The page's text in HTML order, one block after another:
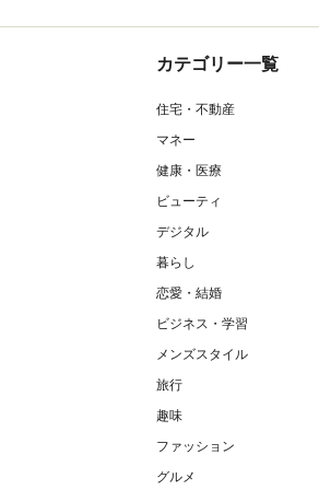
カテゴリー一覧
住宅・不動産
マネー
健康・医療
ビューティ
デジタル
暮らし
恋愛・結婚
ビジネス・学習
メンズスタイル
旅行
趣味
ファッション
グルメ